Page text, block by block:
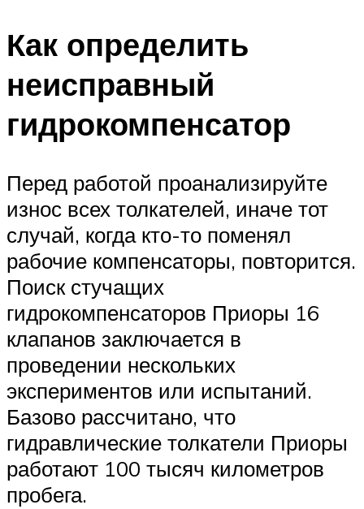
Как определить
неисправный
гидрокомпенсатор
Перед работой проанализируйте
износ всех толкателей, иначе тот
случай, когда кто-то поменял
рабочие компенсаторы, повторится.
Поиск стучащих
гидрокомпенсаторов Приоры 16
клапанов заключается в
проведении нескольких
экспериментов или испытаний.
Базово рассчитано, что
гидравлические толкатели Приоры
работают 100 тысяч километров
пробега.